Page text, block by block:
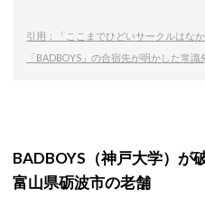
引用：「ここまでひどいサークルはな
「BADBOYS」の合宿先が明かした常識
BADBOYS（神戸大学）が
富山県砺波市の老舗